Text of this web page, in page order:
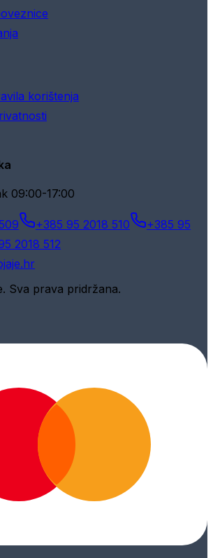
korištenja
09:00-17:00
+385 95 2018 510
+385 95
2018 512
Sva prava pridržana.